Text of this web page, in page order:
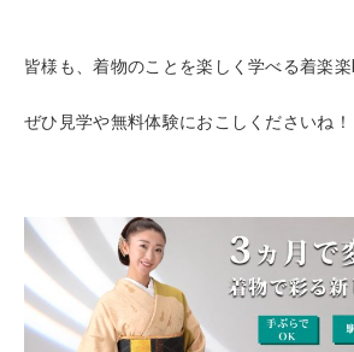
皆様も、着物のことを楽しく学べる着楽
ぜひ見学や無料体験におこしくださいね！